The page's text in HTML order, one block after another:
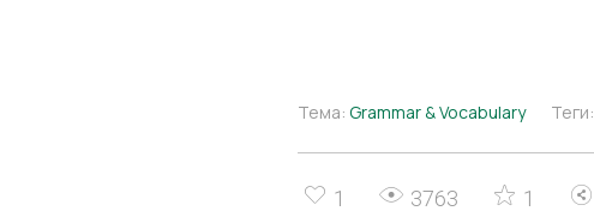
Тема: Grammar & VocabularyТеги:
1 3763 1